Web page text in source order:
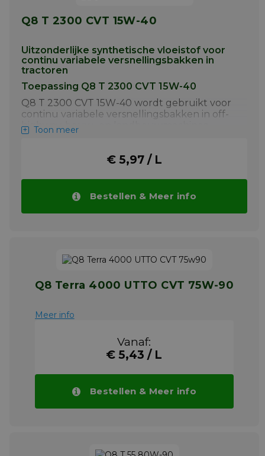
Q8 T 2300 CVT 15W-40
Uitzonderlijke synthetische vloeistof voor
continu variabele versnellingsbakken in
tractoren
Toepassing Q8 T 2300 CVT 15W-40
Q8 T 2300 CVT 15W-40 wordt gebruikt voor
continu variabele versnellingsbakken in off-
highway, bouw- en landbouwmachines
zoalstractoren en oogstmachines. Het wordt
aandrijvingen en als in olie
hydraulische vloeistof en versnellingsbakolie.
Toon meer
€ 5,97 / L
Bestellen & Meer info
Q8 Terra 4000 UTTO CVT 75W-90
Meer info
Vanaf:
€ 5,43 / L
Bestellen & Meer info